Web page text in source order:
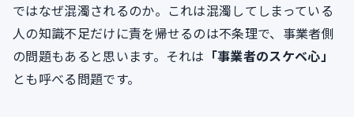
ではなぜ混濁されるのか。これは混濁してしまっている
人の知識不足だけに責を帰せるのは不条理で、事業者側
の問題もあると思います。それは 「事業者のスケベ心」
とも呼べる問題です。